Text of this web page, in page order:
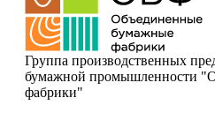
Группа производственных
бумажной промышленности
фабрики"